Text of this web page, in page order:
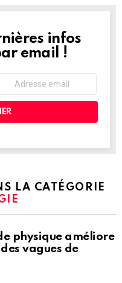
infos
email !
LA CATÉGORIE
physique améliore
vagues de